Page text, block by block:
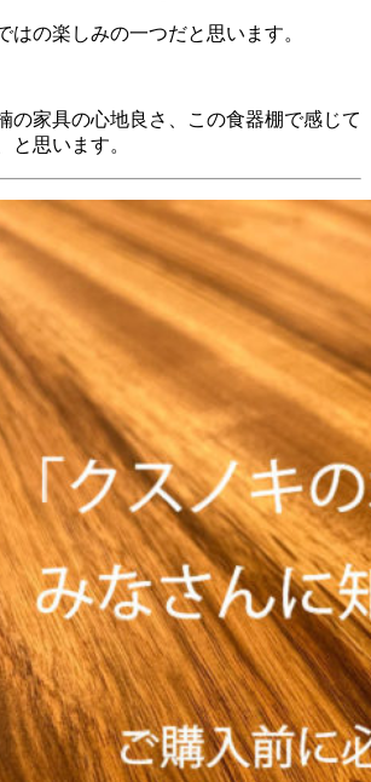
はの楽しみの一つだと思います。
の家具の心地良さ、この食器棚で感じて
と思います。